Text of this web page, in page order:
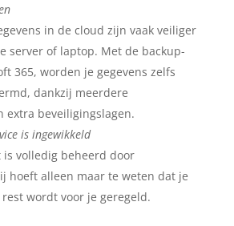
in de cloud zijn vaak veiliger
server of laptop. Met de backup-
365, worden je gegevens zelfs
dankzij meerdere
extra beveiligingslagen.
is ingewikkeld
is volledig beheerd door
hoeft alleen maar te weten dat je
wordt voor je geregeld.